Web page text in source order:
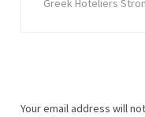
Greek Hoteliers
Your email address will